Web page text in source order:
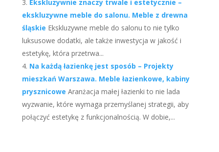
Ekskluzywnie znaczy trwale i estetycznie –
ekskluzywne meble do salonu. Meble z drewna
śląskie Ekskluzywne meble do salonu to nie tylko
luksusowe dodatki, ale także inwestycja w jakość i
estetykę, która przetrwa...
Na każdą łazienkę jest sposób – Projekty
mieszkań Warszawa. Meble łazienkowe, kabiny
prysznicowe Aranżacja małej łazienki to nie lada
wyzwanie, które wymaga przemyślanej strategii, aby
połączyć estetykę z funkcjonalnością. W dobie,...